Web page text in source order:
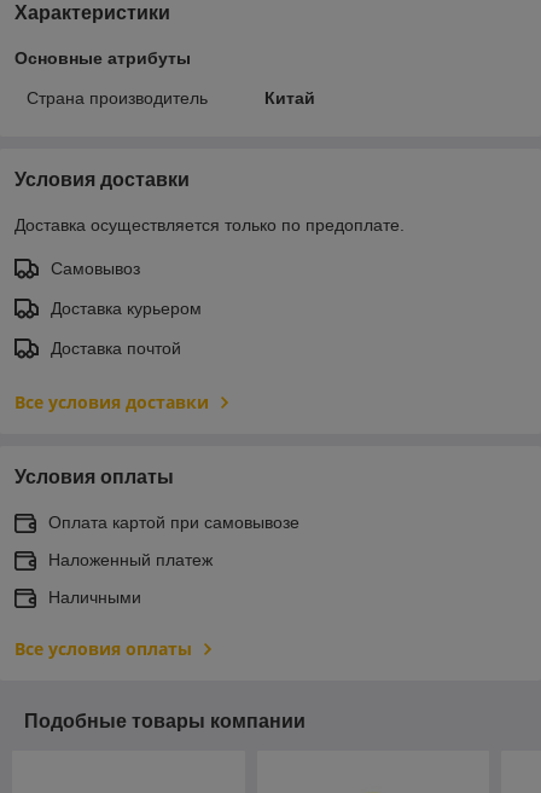
Характеристики
Основные атрибуты
Страна производитель Китай
Условия доставки
Доставка осуществляется только по предоплате.
Самовывоз
Доставка курьером
Доставка почтой
Все условия доставки
Условия оплаты
Оплата картой при самовывозе
Наложенный платеж
Наличными
Все условия оплаты
Подобные товары компании